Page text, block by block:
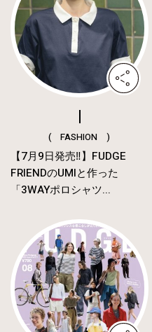
( FASHION )
【7月9日発売‼︎】FUDGE
FRIENDのUMIと作った
「3WAYポロシャツ...